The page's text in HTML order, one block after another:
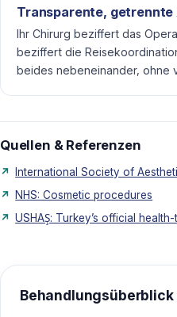
Transparente, getrennte
Ihr Chirurg beziffert das
beziffert die
beides nebeneinander, ohne
Quellen & Referenzen
International Society of
NHS: Cosmetic procedures
USHAŞ: Turkey’s official
Behandlungsüberblick